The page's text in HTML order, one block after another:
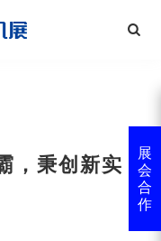
，秉创新实
展
会
合
作